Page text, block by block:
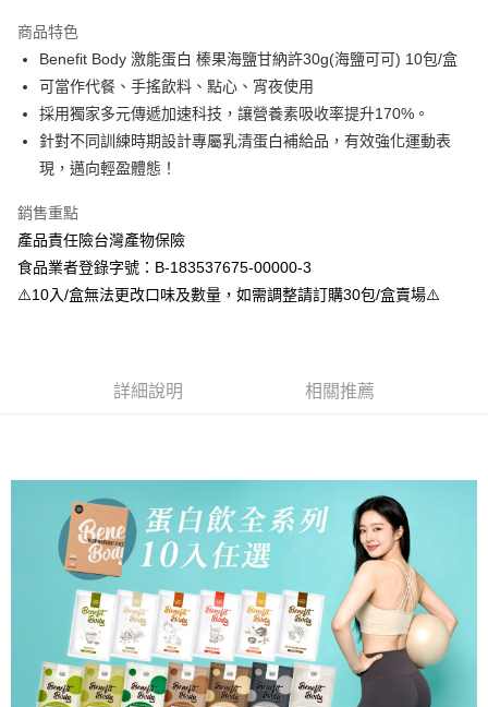
Apple Pay
街口支付
悠遊付
全盈+PAY
大哥付你分期
相關說明
【大哥付你分期使用說明】
1.本服務由台灣大哥大提供，台灣大哥大用戶可立即使用無須另外申請。
2.付款方式選擇「大哥付你分期」，訂單成立後會自動跳轉到大哥付的交易
4.訂單成立30分鐘內，如未前往確認交易或遇審核未通過，訂單將自動取
消。如遇「轉專審核」未通過狀況，表示未達大哥付你分期系統評分，恕無
醒簡訊。
2.透過簡訊連結打開帳單後，可選擇「超商條碼／台灣大直營門市／銀行轉
帳／街口支付／iPASS MONEY」等通路繳費。
【注意事項】
1.本服務係由「台灣大哥大股份有限公司」（以下簡稱本公司）所提供，讓
用戶於交易時，得透過本服務購買商品或服務，並由商店將買賣／分期付款
買賣價金債權讓與本公司後，依約使用本公司帳單繳交帳款。
2.基於同意付款使用「大哥付你分期」之契約關係目的，商店將以您的個人
資料（包含姓名、電話或地址）提供予台灣大哥大進項蒐集、處理及利用，
由本公司與您本人進行分期帳單所需資料之確認、核對及更正。
3.完整用戶服務條款，請詳閱以下連結：https://oppay.tw/userRule
１．簡單：不需註冊會員、不需綁卡、不需儲值。
結帳頁面，進行簡訊認證並確認金額後，即可完成結帳。
２．訂單成立數日內，您將收到繳費通知簡訊。
３．收到繳費通知簡訊後14天內，點擊此簡訊中的連結，可透過四大超商／
ATM／網路銀行／等多元方式進行付款，方視為交易完成。
※ 請注意：結帳手續完成當下不需立刻繳費，但若您需要取消訂單，請聯絡
購買商品的店家。未經商家同意取消之訂單仍視為有效，需透過AFTEE先享
後付繳納相關費用。
※ 交易是否成功請以「AFTEE先享後付 」之結帳頁面顯示為準，若有關於
是否繳費成功／繳費後需取消欲退款等相關疑問，請聯繫「AFTEE先享後付
客戶支援中心」 https://netprotections.freshdesk.com/support/home
7-11取貨付款
每筆NT$100，滿NT$599(含以上)免運費
7-11取貨(快速到店)
每筆NT$100，滿NT$599(含以上)免運費
每筆NT$100，滿NT$599(含以上)免運費
商品特色
Benefit Body 激能蛋白 榛果海鹽甘納許30g(海鹽可可) 10包/盒
可當作代餐、手搖飲料、點心、宵夜使用
採用獨家多元傳遞加速科技，讓營養素吸收率提升170%。
針對不同訓練時期設計專屬乳清蛋白補給品，有效強化運動表
現，邁向輕盈體態！
銷售重點
產品責任險台灣產物保險
食品業者登錄字號：B-183537675-00000-3
⚠️10入/盒無法更改口味及數量，如需調整請訂購30包/盒賣場⚠️
詳細說明 相關推薦